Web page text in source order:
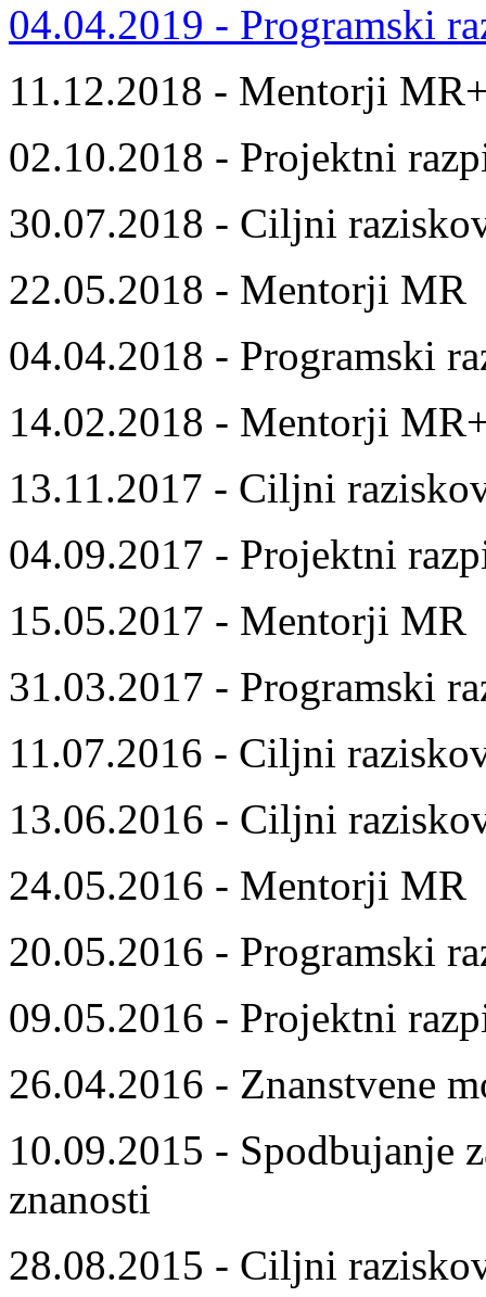
04.04.2019 - Programski
11.12.2018 - Mentorji
02.10.2018 - Projektni
30.07.2018 - Ciljni
22.05.2018 - Mentorji MR
04.04.2018 - Programski
14.02.2018 - Mentorji
13.11.2017 - Ciljni
04.09.2017 - Projektni
15.05.2017 - Mentorji MR
31.03.2017 - Programski
11.07.2016 - Ciljni
13.06.2016 - Ciljni
24.05.2016 - Mentorji MR
20.05.2016 - Programski
09.05.2016 - Projektni
26.04.2016 - Znanstvene
10.09.2015 - Spodbujanje
znanosti
28.08.2015 - Ciljni